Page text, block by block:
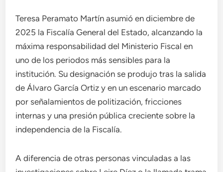
Teresa Peramato Martín asumió en diciembre de
2025 la Fiscalía General del Estado, alcanzando la
máxima responsabilidad del Ministerio Fiscal en
uno de los periodos más sensibles para la
institución. Su designación se produjo tras la salida
de Álvaro García Ortiz y en un escenario marcado
por señalamientos de politización, fricciones
internas y una presión pública creciente sobre la
independencia de la Fiscalía.
A diferencia de otras personas vinculadas a las